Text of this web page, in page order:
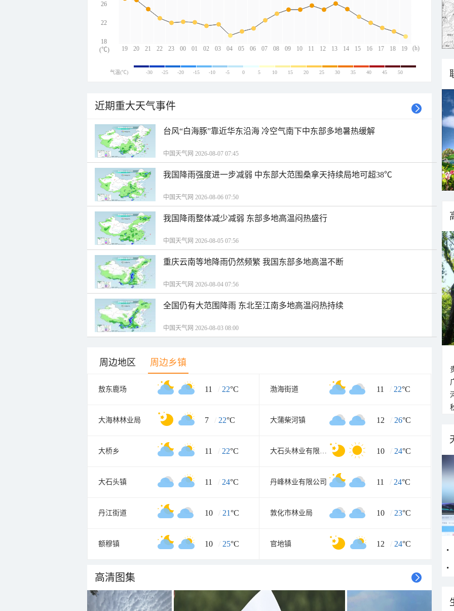
19 20 21 22 23 00 01 02 03 04 05 06 07 08 09 10 11 12 13 14 15 16 17 18 19
26
22
18
(h)
(℃)
气温(℃) -30 -25 -20 -15 -10 -5 0 5 10 15 20 25 30 35 40 45 50
近期重大天气事件
台风“白海豚”靠近华东沿海 冷空气南下中东部多地暑热缓解
中国天气网 2026-08-07 07:45
我国降雨强度进一步减弱 中东部大范围桑拿天持续局地可超38℃
中国天气网 2026-08-06 07:50
我国降雨整体减少减弱 东部多地高温闷热盛行
中国天气网 2026-08-05 07:56
重庆云南等地降雨仍然频繁 我国东部多地高温不断
中国天气网 2026-08-04 07:56
全国仍有大范围降雨 东北至江南多地高温闷热持续
中国天气网 2026-08-03 08:00
周边地区 周边乡镇
敖东鹿场 11 / 22°C 渤海街道 11 / 22°C
大海林林业局 7 / 22°C 大蒲柴河镇 12 / 26°C
大桥乡 11 / 22°C 大石头林业有限公司 10 / 24°C
大石头镇 11 / 24°C 丹峰林业有限公司 11 / 24°C
丹江街道 10 / 21°C 敦化市林业局 10 / 23°C
额穆镇 10 / 25°C 官地镇 12 / 24°C
高清图集